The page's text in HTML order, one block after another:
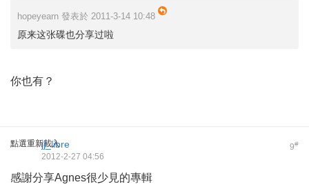
hopeyearn 發表於 2011-3-14 10:48
原来这张碟也分享过啦
你也有？
點選重新載入 9#
jj_libre
2012-2-27 04:56
感謝分享Agnes很少見的專輯